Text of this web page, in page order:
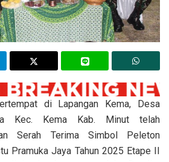
di Lapangan Kema, Desa
Kec. Kema Kab. Minut telah
Serah Terima Simbol Peleton
Pramuka Jaya Tahun 2025 Etape II